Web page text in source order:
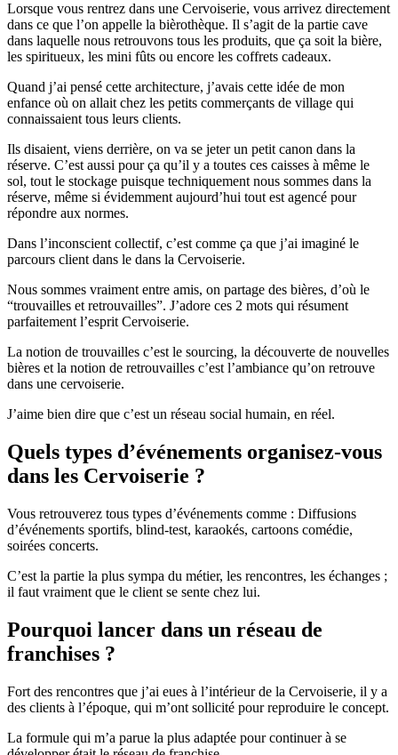
Lorsque vous rentrez dans une Cervoiserie, vous arrivez directement
dans ce que l’on appelle la bièrothèque. Il s’agit de la partie cave
dans laquelle nous retrouvons tous les produits, que ça soit la bière,
les spiritueux, les mini fûts ou encore les coffrets cadeaux.
Quand j’ai pensé cette architecture, j’avais cette idée de mon
enfance où on allait chez les petits commerçants de village qui
connaissaient tous leurs clients.
Ils disaient, viens derrière, on va se jeter un petit canon dans la
réserve. C’est aussi pour ça qu’il y a toutes ces caisses à même le
sol, tout le stockage puisque techniquement nous sommes dans la
réserve, même si évidemment aujourd’hui tout est agencé pour
répondre aux normes.
Dans l’inconscient collectif, c’est comme ça que j’ai imaginé le
parcours client dans le dans la Cervoiserie.
Nous sommes vraiment entre amis, on partage des bières, d’où le
“trouvailles et retrouvailles”. J’adore ces 2 mots qui résument
parfaitement l’esprit Cervoiserie.
La notion de trouvailles c’est le sourcing, la découverte de nouvelles
bières et la notion de retrouvailles c’est l’ambiance qu’on retrouve
dans une cervoiserie.
J’aime bien dire que c’est un réseau social humain, en réel.
Quels types d’événements organisez-vous
dans les Cervoiserie ?
Vous retrouverez tous types d’événements comme : Diffusions
d’événements sportifs, blind-test, karaokés, cartoons comédie,
soirées concerts.
C’est la partie la plus sympa du métier, les rencontres, les échanges ;
il faut vraiment que le client se sente chez lui.
Pourquoi lancer dans un réseau de
franchises ?
Fort des rencontres que j’ai eues à l’intérieur de la Cervoiserie, il y a
des clients à l’époque, qui m’ont sollicité pour reproduire le concept.
La formule qui m’a parue la plus adaptée pour continuer à se